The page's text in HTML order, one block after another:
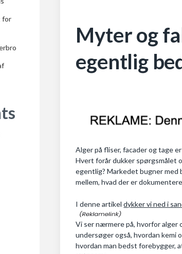
for
Myter og
egentlig
Alger på fliser, facader og tage
Hvert forår dukker spørgsmålet
egentlig? Markedet bugner med
mellem, hvad der er
I denne artikeldykker vi ned i
Vi ser nærmere på, hvorfor alger
undersøger også, hvordan kemi
hvordan man bedst forebygger,